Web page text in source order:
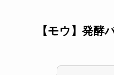
【モウ】発酵